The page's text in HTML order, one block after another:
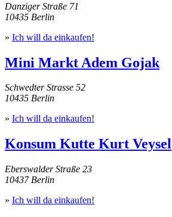
Danziger Straße 71
10435 Berlin
» Ich will da einkaufen!
Mini Markt Adem Gojak
Schwedter Strasse 52
10435 Berlin
» Ich will da einkaufen!
Konsum Kutte Kurt Veysel
Eberswalder Straße 23
10437 Berlin
» Ich will da einkaufen!